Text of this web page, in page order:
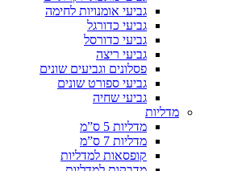
גביעי אומנויות לחימה
גביעי כדורגל
גביעי כדורסל
גביעי ריצה
פסלונים וגביעים שונים
גביעי ספורט שונים
גביעי שחיה
מדליות
מדליות 5 ס”מ
מדליות 7 ס”מ
קופסאות למדליות